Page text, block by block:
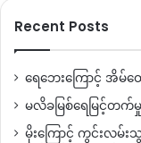
Recent Posts
ရေဘေးကြောင့် အိမ်ထ
မလိခမြစ်ရေမြင့်တက်မှု
မိုးကြောင့် ကွင်းလမ်